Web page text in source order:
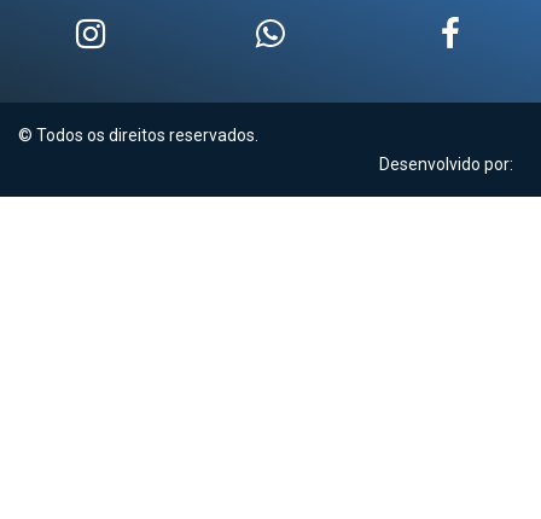
© Todos os direitos reservados.
Desenvolvido por: